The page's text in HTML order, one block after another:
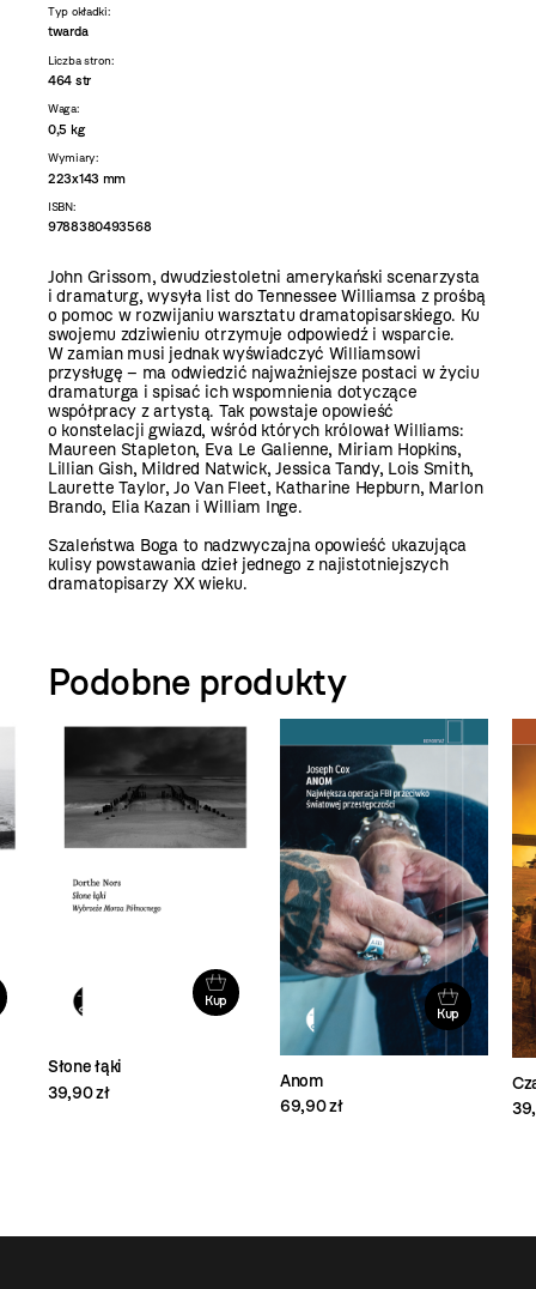
Typ okładki:
twarda
Liczba stron:
464 str
Waga:
0,5 kg
Wymiary:
223x143 mm
ISBN:
9788380493568
John Grissom, dwudziestoletni amerykański scenarzysta
i dramaturg, wysyła list do Tennessee Williamsa z prośbą
o pomoc w rozwijaniu warsztatu dramatopisarskiego. Ku
swojemu zdziwieniu otrzymuje odpowiedź i wsparcie.
W zamian musi jednak wyświadczyć Williamsowi
przysługę – ma odwiedzić najważniejsze postaci w życiu
dramaturga i spisać ich wspomnienia dotyczące
współpracy z artystą. Tak powstaje opowieść
o konstelacji gwiazd, wśród których królował Williams:
Maureen Stapleton, Eva Le Galienne, Miriam Hopkins,
Lillian Gish, Mildred Natwick, Jessica Tandy, Lois Smith,
Laurette Taylor, Jo Van Fleet, Katharine Hepburn, Marlon
Brando, Elia Kazan i William Inge.
Szaleństwa Boga to nadzwyczajna opowieść ukazująca
kulisy powstawania dzieł jednego z najistotniejszych
dramatopisarzy XX wieku.
Podobne produkty
Kup
Słone łąki
39,90 zł
Kup
Anom
69,90 zł